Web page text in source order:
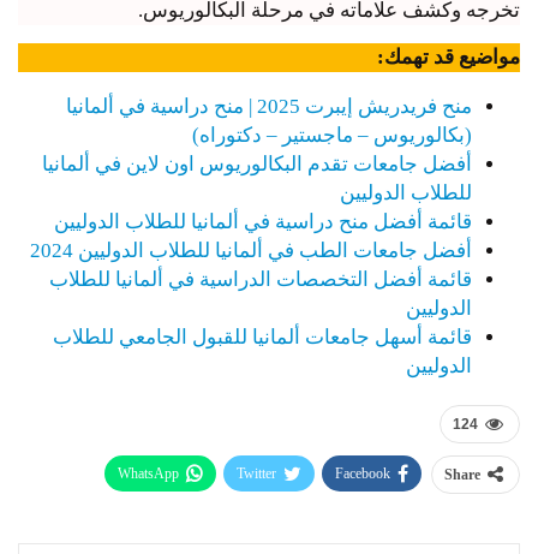
تخرجه وكشف علاماته في مرحلة البكالوريوس.
مواضيع قد تهمك:
منح فريدريش إيبرت 2025 | منح دراسية في ألمانيا
(بكالوريوس – ماجستير – دكتوراه)
أفضل جامعات تقدم البكالوريوس اون لاين في ألمانيا
للطلاب الدوليين
قائمة أفضل منح دراسية في ألمانيا للطلاب الدوليين
أفضل جامعات الطب في ألمانيا للطلاب الدوليين 2024
قائمة أفضل التخصصات الدراسية في ألمانيا للطلاب
الدوليين
قائمة أسهل جامعات ألمانيا للقبول الجامعي للطلاب
الدوليين
124
Share
Facebook
Twitter
WhatsApp